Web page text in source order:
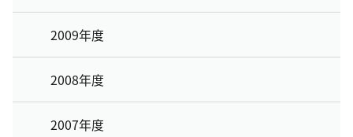
2009年度
2008年度
2007年度